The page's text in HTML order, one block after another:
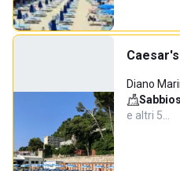
Diano
e altri 5…